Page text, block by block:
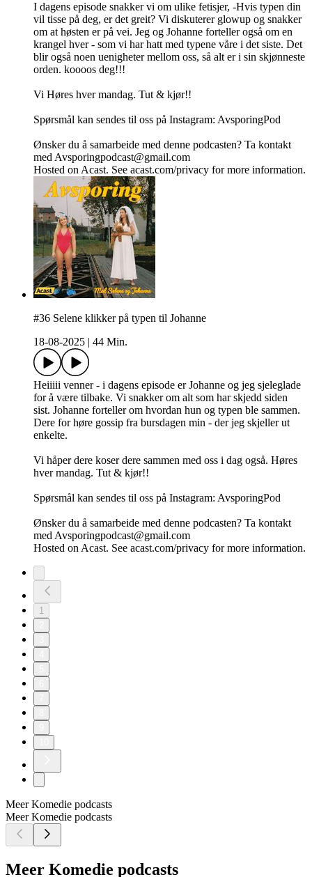
I dagens episode snakker vi om ulike fetisjer, -Hvis typen din
vil tisse på deg, er det greit? Vi diskuterer glowup og snakker
om at høsten er på vei. Jeg og Johanne forteller også om en
krangel hver - som vi har hatt med typene våre i det siste. Det
blir også noen uenigheter mellom oss, så alt er i sin skjønneste
orden. koooos deg!!!
Vi Høres hver mandag. Tut & kjør!!
Spørsmål kan sendes til oss på Instagram: AvsporingPod
Ønsker du å samarbeide med denne podcasten? Ta kontakt
med Avsporingpodcast@gmail.com
Hosted on Acast. See acast.com/privacy for more information.
#36 Selene klikker på typen til Johanne
18-08-2025
44 Min.
Heiiiii venner - i dagens episode er Johanne og jeg sjeleglade
for å være tilbake. Vi snakker om alt som har skjedd siden
sist. Johanne forteller om hvordan hun og typen ble sammen.
Dere for høre gossip fra bursdagen min - der jeg skjeller ut
enkelte.
Vi håper dere koser dere sammen med oss i dag også. Høres
hver mandag. Tut & kjør!!
Spørsmål kan sendes til oss på Instagram: AvsporingPod
Ønsker du å samarbeide med denne podcasten? Ta kontakt
med Avsporingpodcast@gmail.com
Hosted on Acast. See acast.com/privacy for more information.
1
Meer Komedie podcasts
Meer Komedie podcasts
Meer Komedie podcasts